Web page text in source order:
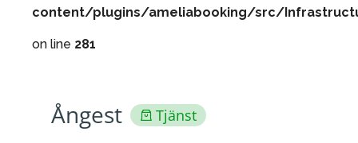
content/plugins/ameliabooking/src/
on line 281
Ångest Tjänst